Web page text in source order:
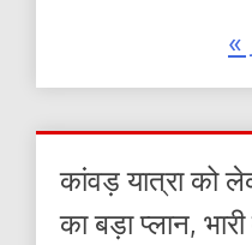
«
कांवड़ यात्रा को
का बड़ा प्लान,